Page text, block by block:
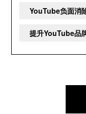
YouTube负面消
提升YouTube品